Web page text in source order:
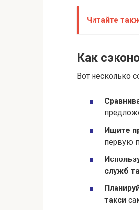
Читайте
Как
Вот несколько
Ищите
первую
служб
такси